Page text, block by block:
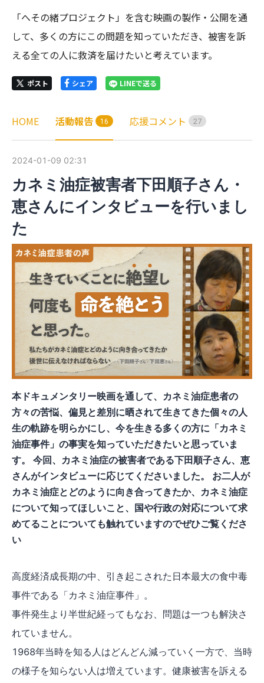
「へその緒プロジェクト」を含む映画の製作・公開を通
して、多くの方にこの問題を知っていただき、被害を訴
える全ての人に救済を届けたいと考えています。
ポスト シェア LINEで送る
HOME 活動報告 16 応援コメント 27
2024-01-09 02:31
カネミ油症被害者下田順子さん・
恵さんにインタビューを行いまし
た
本ドキュメンタリー映画を通して、カネミ油症患者の
方々の苦悩、偏見と差別に晒されて生きてきた個々の人
生の軌跡を明らかにし、今を生きる多くの方に「カネミ
油症事件」の事実を知っていただきたいと思っていま
す。 今回、カネミ油症の被害者である下田順子さん、恵
さんがインタビューに応じてくださいました。 お二人が
カネミ油症とどのように向き合ってきたか、カネミ油症
について知ってほしいこと、国や行政の対応について求
めてることについても触れていますのでぜひご覧くださ
い
高度経済成長期の中、引き起こされた日本最大の食中毒
事件である「カネミ油症事件」。
事件発生より半世紀経ってもなお、問題は一つも解決さ
れていません。
1968年当時を知る人はどんどん減っていく一方で、当時
の様子を知らない人は増えています。健康被害を訴える